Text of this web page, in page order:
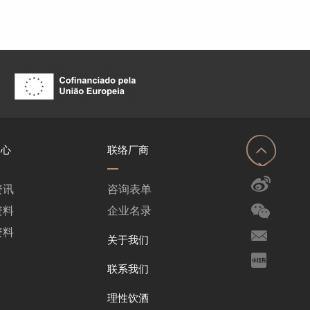
讯
料
料
联络厂商
咨询表单
企业名录
关于我们
联系我们
理性饮酒